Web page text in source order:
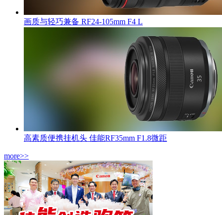
画质与轻巧兼备 RF24-105mm F4 L
高素质便携挂机头 佳能RF35mm F1.8微距
more>>